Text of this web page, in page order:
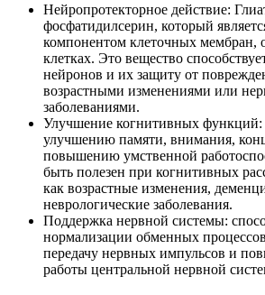
Нейропротекторное действие:
фосфатидилсерин, который
компонентом клеточных мембран,
клетках. Это вещество
нейронов и их защиту от
возрастными изменениями или
заболеваниями.
Улучшение когнитивных функций:
улучшению памяти, внимания,
повышению умственной
быть полезен при когнитивных
как возрастные изменения,
неврологические заболевания.
Поддержка нервной системы:
нормализации обменных
передачу нервных импульсов и
работы центральной нервной